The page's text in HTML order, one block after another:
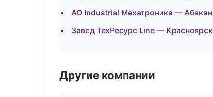
АО Industrial Мехатроника — Абакан
Завод ТехРесурс Line — Красноярск
Другие компании